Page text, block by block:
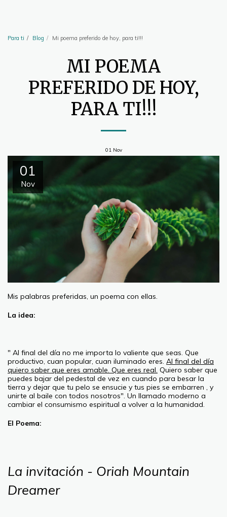
Para ti Blog Mi poema preferido de hoy, para ti!!!
MI POEMA
PREFERIDO DE HOY,
PARA TI!!!
01 Nov
01
Nov
Mis palabras preferidas, un poema con ellas.
La idea:
" Al final del día no me importa lo valiente que seas. Que
productivo, cuan popular, cuan iluminado eres. Al final del día
quiero saber que eres amable. Que eres real. Quiero saber que
puedes bajar del pedestal de vez en cuando para besar la
tierra y dejar que tu pelo se ensucie y tus pies se embarren , y
unirte al baile con todos nosotros". Un llamado moderno a
cambiar el consumismo espiritual a volver a la humanidad.
El Poema:
La invitación - Oriah Mountain
Dreamer